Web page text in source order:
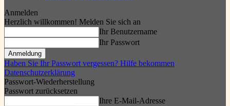
Anmelden
Herzlich willkommen! Melden Sie sich an
Ihr Benutzername
Ihr Passwort
Haben Sie Ihr Passwort vergessen? Hilfe bekommen
Datenschutzerklärung
Passwort-Wiederherstellung
Passwort zurücksetzen
Ihre E-Mail-Adresse